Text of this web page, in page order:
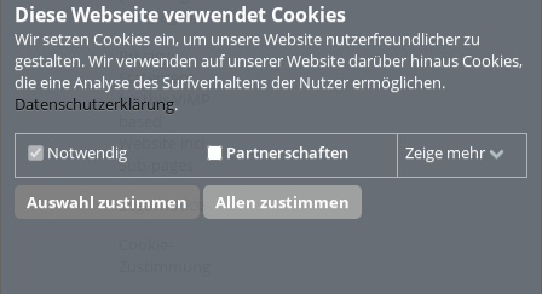
Diese Webseite verwendet Cookies
Wir setzen Cookies ein, um unsere Website nutzerfreundlicher zu
gestalten. Wir verwenden auf unserer Website darüber hinaus Cookies,
die eine Analyse des Surfverhaltens der Nutzer ermöglichen.
Datenschutzerklärung.
Notwendig Partnerschaften Zeige mehr
Auswahl zustimmen Allen zustimmen
sub-pages)
Privacy
Statement
for this ViMP
Website incl.
Sub-pages
Legal notice